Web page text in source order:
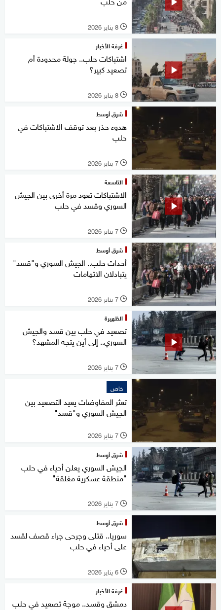
l 8 يناير 2026
غرفة الأخبار
اشتباكات حلب.. جولة محدودة أم
تصعيد كبير؟
l 8 يناير 2026
شرق أوسط
هدوء حذر بعد توقف الاشتباكات في
حلب
l 7 يناير 2026
التاسعة
الاشتباكات تعود مرة أخرى بين الجيش
السوري وقسد في حلب
l 7 يناير 2026
شرق أوسط
أحداث حلب.. الجيش السوري و"قسد"
يتبادلان الاتهامات
l 7 يناير 2026
الظهيرة
تصعيد في حلب بين قسد والجيش
السوري.. إلى أين يتجه المشهد؟
l 7 يناير 2026
خاص
تعثر المفاوضات يعيد التصعيد بين
الجيش السوري و"قسد"
l 7 يناير 2026
شرق أوسط
الجيش السوري يعلن أحياء في حلب
"منطقة عسكرية مغلقة"
l 7 يناير 2026
شرق أوسط
سوريا.. قتلى وجرحى جراء قصف لقسد
على أحياء في حلب
l 6 يناير 2026
غرفة الأخبار
دمشق وقسد.. موجة تصعيد في حلب